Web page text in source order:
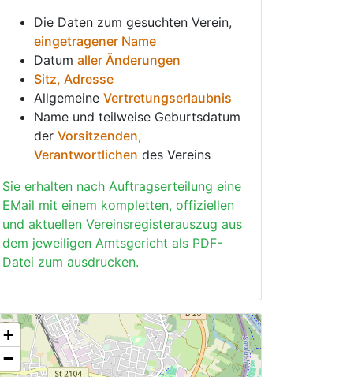
Die Daten zum gesuchten Verein,
eingetragener Name
Datum aller Änderungen
Sitz, Adresse
Allgemeine Vertretungserlaubnis
Name und teilweise Geburtsdatum
der Vorsitzenden,
Verantwortlichen des Vereins
Sie erhalten nach Auftragserteilung eine
EMail mit einem kompletten, offiziellen
und aktuellen Vereinsregisterauszug aus
dem jeweiligen Amtsgericht als PDF-
Datei zum ausdrucken.
+
−